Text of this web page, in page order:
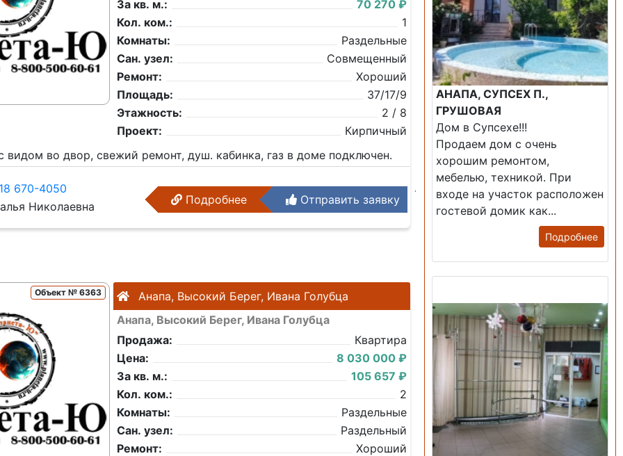
За кв. м.:
70 270 ₽
Кол. ком.:
1
Комнаты:
Раздельные
Сан. узел:
Совмещенный
Ремонт:
Хороший
Площадь:
37/17/9
Этажность:
2 / 8
Проект:
Кирпичный
видом во двор, свежий ремонт, душ. кабинка, газ в доме подключен.
670-4050
Николаевна
Подробнее Отправить заявку
Объект № 6363
Анапа, Высокий Берег, Ивана Голубца
Анапа, Высокий Берег, Ивана Голубца
Продажа:
Квартира
Цена:
8 030 000 ₽
За кв. м.:
105 657 ₽
Кол. ком.:
2
Комнаты:
Раздельные
Сан. узел:
Раздельный
Ремонт:
Хороший
АНАПА, СУПСЕХ П.,
ГРУШОВАЯ
Дом в Супсехе!!!
Продаем дом с очень
хорошим ремонтом,
мебелью, техникой. При
входе на участок расположен
гостевой домик как...
Подробнее